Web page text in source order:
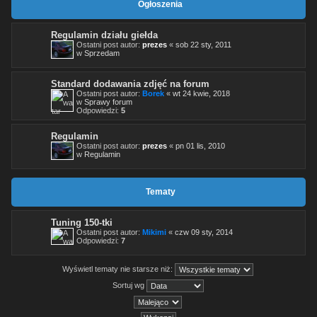
Ogłoszenia
Regulamin działu giełda
Ostatni post autor: prezes « sob 22 sty, 2011
w Sprzedam
Standard dodawania zdjęć na forum
Ostatni post autor: Borek « wt 24 kwie, 2018
w Sprawy forum
Odpowiedzi: 5
Regulamin
Ostatni post autor: prezes « pn 01 lis, 2010
w Regulamin
Tematy
Tuning 150-tki
Ostatni post autor: Mikimi « czw 09 sty, 2014
Odpowiedzi: 7
Wyświetl tematy nie starsze niż:
Sortuj wg